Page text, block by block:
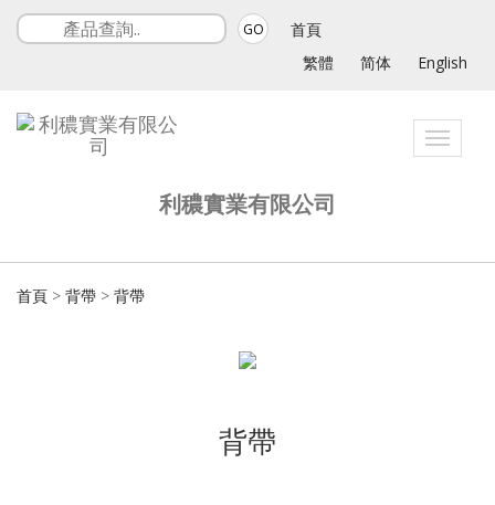
GO
首頁
繁體
简体 English
Toggle
利穠實業有限公司
首頁 > 背帶 > 背帶
背帶